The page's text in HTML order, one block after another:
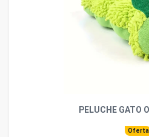
PELUCHE GATO
Oferta